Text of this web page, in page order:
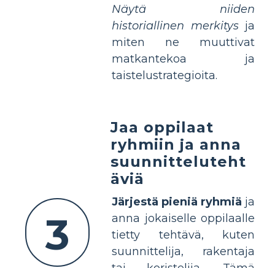
Näytä niiden
historiallinen merkitysja
miten ne muuttivat
matkantekoa ja
taistelustrategioita.
3
Jaa oppilaat
ryhmiin ja anna
suunnitteluteht
äviä
Järjestä pieniä ryhmiä ja
anna jokaiselle oppilaalle
tietty tehtävä, kuten
suunnittelija, rakentaja